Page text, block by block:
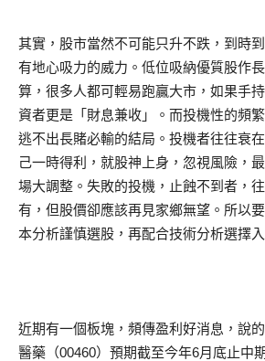
其實，股市當然不可能只升不跌，到時
有地心吸力的威力。低位吸納優質股作
算，很多人都可輕易跑贏大市，如果手
資者更是「財息兼收」。而投機性的頻
逃不出長賭必輸的結局。投機者往往衰
己一時得利，就股神上身，忽視風險，
場大調整。失敗的投機，止蝕不到者，
有，但股價卻應該再見家鄉無望。所以
本分析謹慎選股，再配合技術分析選擇入
近期有一個板塊，頻傳盈利好消息，說
醫藥（00460）預期截至今年6月底止中